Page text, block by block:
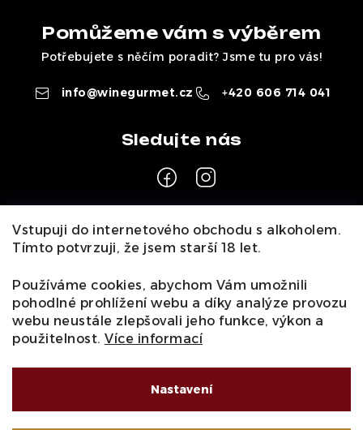
Vstupuji do internetového obchodu s alkoholem.
Tímto potvrzuji, že jsem starší 18 let.
Používáme cookies, abychom Vám umožnili
pohodlné prohlížení webu a díky analýze provozu
webu neustále zlepšovali jeho funkce, výkon a
použitelnost. Více informací
Nastavení
Pomůžeme vám s výběrem
Potřebujete s něčím poradit? Jsme tu pro vás!
info@winegurmet.cz +420 606 714 041
Z
á
a
Pro zákazníky
O násNaši vinařiKontaktyWineclubKariéraB2B
Vinné zážitky
Informace